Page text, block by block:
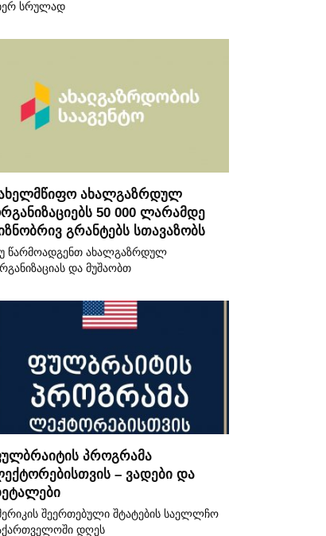
სრულად
ახალგაზრდულ
50 000 ლარამდე
გრანტებს სთავაზობს
წარმოადგენთ ახალგაზრდულ
და მუშაობთ
პროგრამა
– ვადები და
შეერთებული შტატების საელლჩო
დღეს